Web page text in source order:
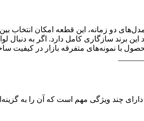
دو زمانه، این قطعه امکان انتخاب
مدل‌های پرکاربرد این برند سازگاری کامل دارد. اگر به
با نمونه‌های متفرقه بازار در کیفیت
چند ویژگی مهم است که آن را به